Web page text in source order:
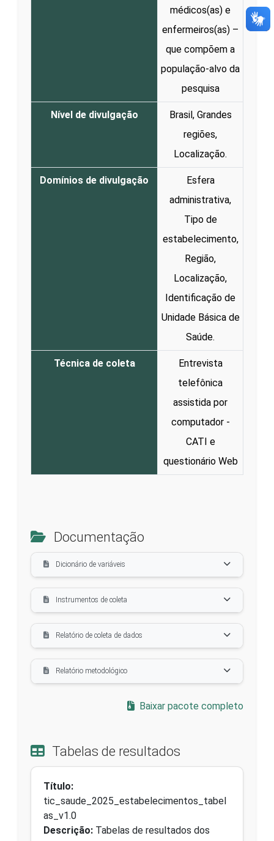
médicos(as) e
enfermeiros(as) –
que compõem a
população-alvo da
pesquisa
Nível de divulgação
Brasil, Grandes
regiões,
Localização.
Domínios de divulgação
Esfera
administrativa,
Tipo de
estabelecimento,
Região,
Localização,
Identificação de
Unidade Básica de
Saúde.
Técnica de coleta
Entrevista
telefônica
assistida por
computador -
CATI e
questionário Web
Documentação
Dicionário de variáveis
Instrumentos de coleta
Relatório de coleta de dados
Relatório metodológico
Baixar pacote completo
Tabelas de resultados
Título:
tic_saude_2025_estabelecimentos_tabel
as_v1.0
Descrição: Tabelas de resultados dos